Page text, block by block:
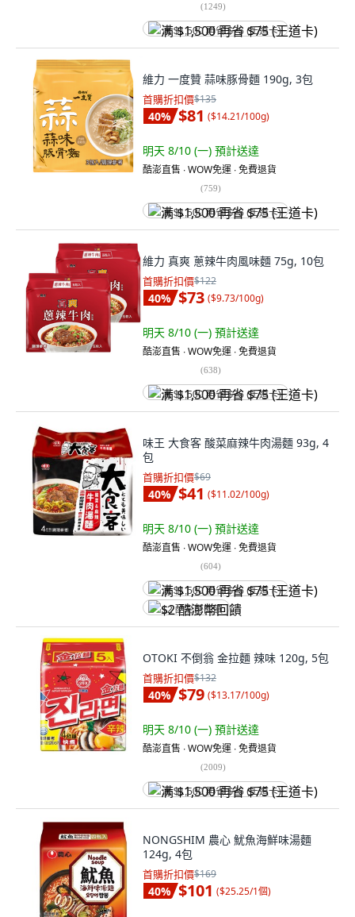
(1249)
满 $1,500 再省 $75 (王道卡)
維力 一度贊 蒜味豚骨麵 190g, 3包
首購折扣價$135
40% $81 ($14.21/100g)
明天 8/10 (一) 預計送達
酷澎直售 ∙ WOW免運 ∙ 免費退貨
(759)
满 $1,500 再省 $75 (王道卡)
維力 真爽 蔥辣牛肉風味麵 75g, 10包
首購折扣價$122
40% $73 ($9.73/100g)
明天 8/10 (一) 預計送達
酷澎直售 ∙ WOW免運 ∙ 免費退貨
(638)
满 $1,500 再省 $75 (王道卡)
味王 大食客 酸菜麻辣牛肉湯麵 93g, 4
包
首購折扣價$69
40% $41 ($11.02/100g)
明天 8/10 (一) 預計送達
酷澎直售 ∙ WOW免運 ∙ 免費退貨
(604)
满 $1,500 再省 $75 (王道卡)
$2 酷澎幣回饋
OTOKI 不倒翁 金拉麵 辣味 120g, 5包
首購折扣價$132
40% $79 ($13.17/100g)
明天 8/10 (一) 預計送達
酷澎直售 ∙ WOW免運 ∙ 免費退貨
(2009)
满 $1,500 再省 $75 (王道卡)
NONGSHIM 農心 魷魚海鮮味湯麵
124g, 4包
首購折扣價$169
40% $101 ($25.25/1個)